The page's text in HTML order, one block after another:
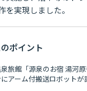
を実現しました。
ポイント
旅館「源泉のお宿 湯河
アーム付搬送ロボット